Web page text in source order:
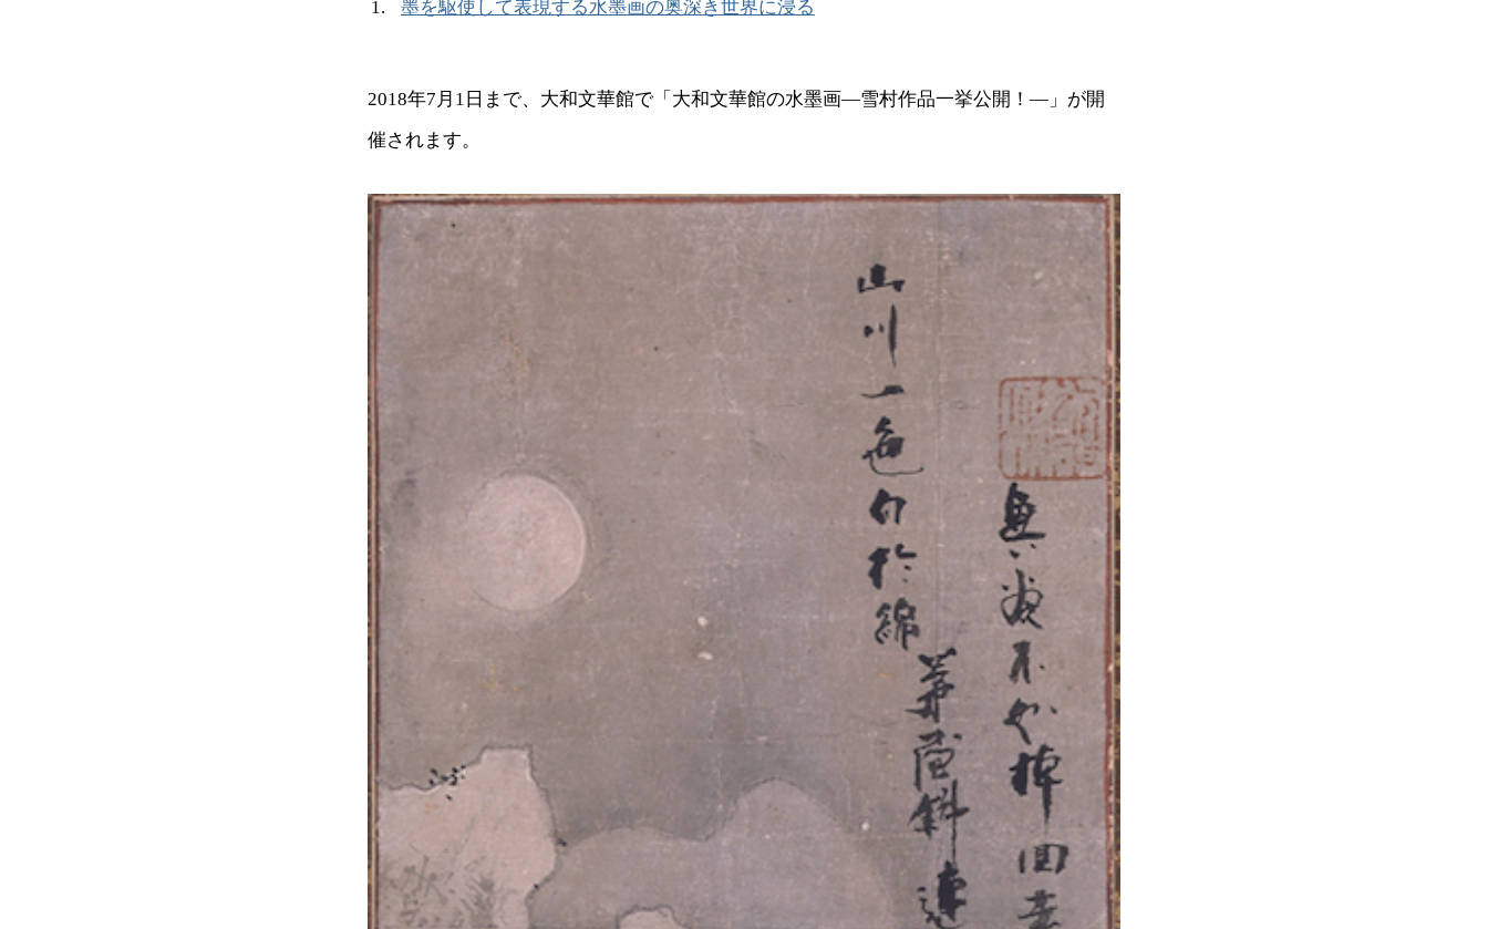
墨を駆使して表現する水墨画の奥深き世界に浸る
2018年7月1日まで、大和文華館で「大和文華館の水墨画―雪村作品一挙公開！―」が開
催されます。